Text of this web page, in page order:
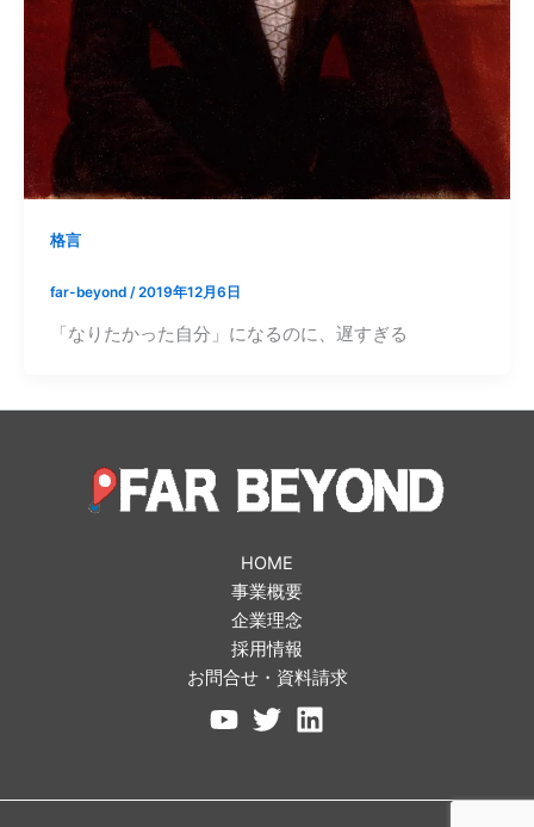
格言
far-beyond /2019年12月6日
「なりたかった自分」になるのに、遅すぎる
HOME
事業概要
企業理念
採用情報
お問合せ・資料請求